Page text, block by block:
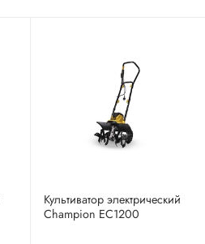
Культиватор электрический
Champion EC1200